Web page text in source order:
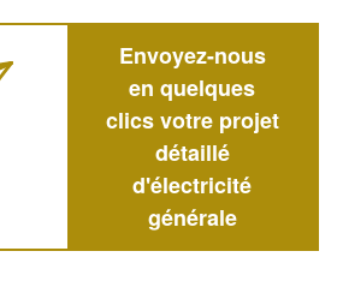
Envoyez-nous
en quelques
clics votre projet
détaillé
d'électricité
générale